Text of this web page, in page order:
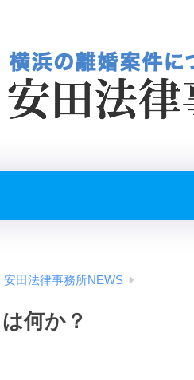
安田法律事務所NEWS
何か？